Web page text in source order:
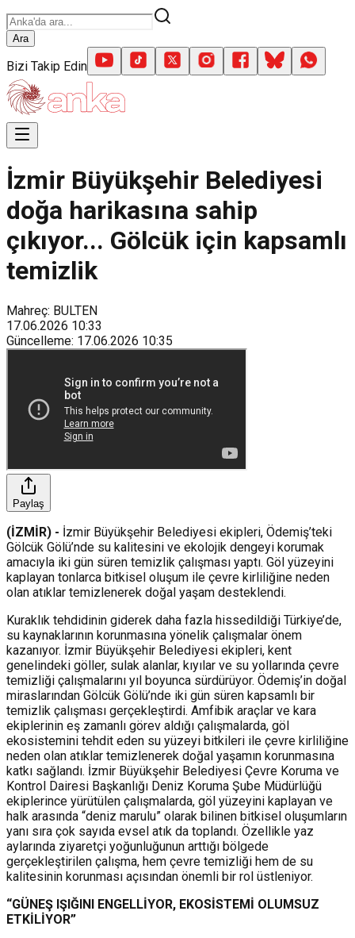
Ara
Bizi Takip Edin
İzmir Büyükşehir Belediyesi
doğa harikasına sahip
çıkıyor... Gölcük için kapsamlı
temizlik
Mahreç: BULTEN
17.06.2026 10:33
Güncelleme: 17.06.2026 10:35
Paylaş
(İZMİR) - İzmir Büyükşehir Belediyesi ekipleri, Ödemiş’teki
Gölcük Gölü’nde su kalitesini ve ekolojik dengeyi korumak
amacıyla iki gün süren temizlik çalışması yaptı. Göl yüzeyini
kaplayan tonlarca bitkisel oluşum ile çevre kirliliğine neden
olan atıklar temizlenerek doğal yaşam desteklendi.
Kuraklık tehdidinin giderek daha fazla hissedildiği Türkiye’de,
su kaynaklarının korunmasına yönelik çalışmalar önem
kazanıyor. İzmir Büyükşehir Belediyesi ekipleri, kent
genelindeki göller, sulak alanlar, kıyılar ve su yollarında çevre
temizliği çalışmalarını yıl boyunca sürdürüyor. Ödemiş’in doğal
miraslarından Gölcük Gölü’nde iki gün süren kapsamlı bir
temizlik çalışması gerçekleştirdi. Amfibik araçlar ve kara
ekiplerinin eş zamanlı görev aldığı çalışmalarda, göl
ekosistemini tehdit eden su yüzeyi bitkileri ile çevre kirliliğine
neden olan atıklar temizlenerek doğal yaşamın korunmasına
katkı sağlandı. İzmir Büyükşehir Belediyesi Çevre Koruma ve
Kontrol Dairesi Başkanlığı Deniz Koruma Şube Müdürlüğü
ekiplerince yürütülen çalışmalarda, göl yüzeyini kaplayan ve
halk arasında “deniz marulu” olarak bilinen bitkisel oluşumların
yanı sıra çok sayıda evsel atık da toplandı. Özellikle yaz
aylarında ziyaretçi yoğunluğunun arttığı bölgede
gerçekleştirilen çalışma, hem çevre temizliği hem de su
kalitesinin korunması açısından önemli bir rol üstleniyor.
“GÜNEŞ IŞIĞINI ENGELLİYOR, EKOSİSTEMİ OLUMSUZ
ETKİLİYOR”